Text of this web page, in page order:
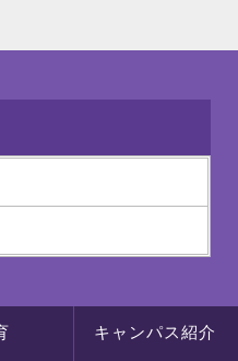
キャンパス紹介